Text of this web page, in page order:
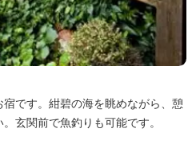
です。紺碧の海を眺めながら、憩
玄関前で魚釣りも可能です。